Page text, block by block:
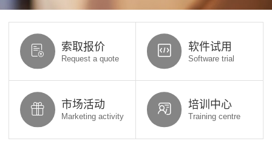
索取报价
Request a quote
软件试用
Software trial
市场活动
Marketing activity
培训中心
Training centre